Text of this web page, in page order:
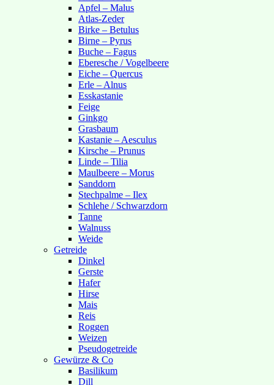
Apfel – Malus
Atlas-Zeder
Birke – Betulus
Birne – Pyrus
Buche – Fagus
Eberesche / Vogelbeere
Eiche – Quercus
Erle – Alnus
Esskastanie
Feige
Ginkgo
Grasbaum
Kastanie – Aesculus
Kirsche – Prunus
Linde – Tilia
Maulbeere – Morus
Sanddorn
Stechpalme – Ilex
Schlehe / Schwarzdorn
Tanne
Walnuss
Weide
Getreide
Dinkel
Gerste
Hafer
Hirse
Mais
Reis
Roggen
Weizen
Pseudogetreide
Gewürze & Co
Basilikum
Dill